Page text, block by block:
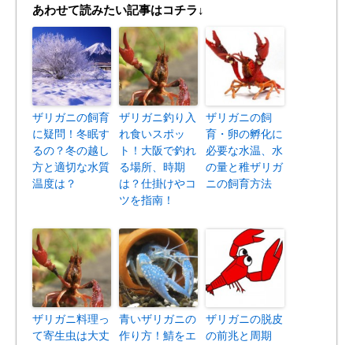
あわせて読みたい記事はコチラ↓
ザリガニの飼育
に疑問！冬眠す
るの？冬の越し
方と適切な水質
温度は？
ザリガニ釣り入
れ食いスポッ
ト！大阪で釣れ
る場所、時期
は？仕掛けやコ
ツを指南！
ザリガニの飼
育・卵の孵化に
必要な水温、水
の量と稚ザリガ
ニの飼育方法
ザリガニ料理っ
て寄生虫は大丈
青いザリガニの
作り方！鯖をエ
ザリガニの脱皮
の前兆と周期